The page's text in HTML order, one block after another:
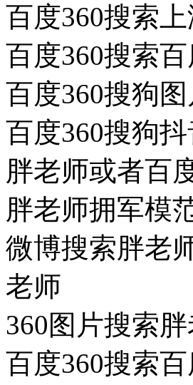
百度360搜索
百度360搜索
百度360搜狗
百度360搜狗
胖老师或者百
胖老师拥军模
微博搜索胖老
老师
360图片搜索
百度360搜索